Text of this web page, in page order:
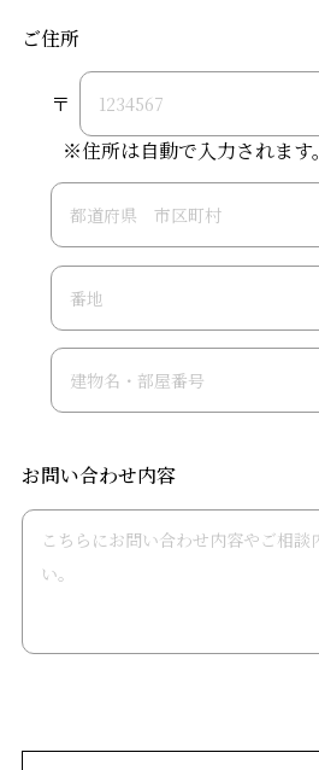
ご住所
〒
※住所は自動で入力されます。
お問い合わせ内容